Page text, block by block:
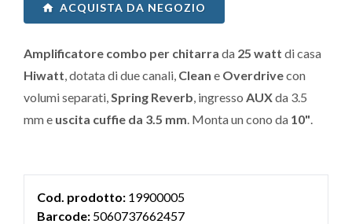
ACQUISTA DA NEGOZIO
Amplificatore combo per chitarra da 25 watt di casa
Hiwatt, dotata di due canali, Clean e Overdrivecon
volumi separati,Spring Reverb, ingresso AUXda 3.5
mm e uscita cuffie da 3.5 mm. Monta un cono da 10".
Cod. prodotto: 19900005
Barcode: 5060737662457